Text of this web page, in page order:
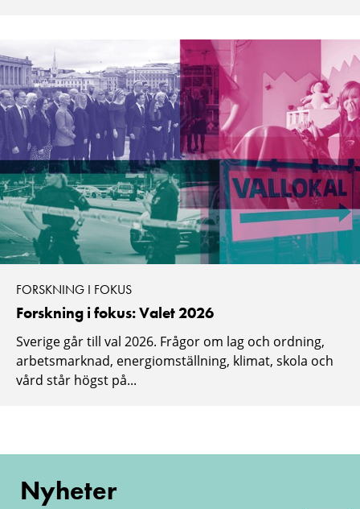
FORSKNING I FOKUS
Forskning i fokus: Valet 2026
Sverige går till val 2026. Frågor om lag och ordning,
arbetsmarknad, energiomställning, klimat, skola och
vård står högst på...
Nyheter